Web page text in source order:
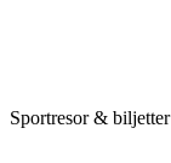
Sportresor & biljetter